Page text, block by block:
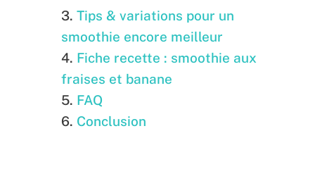
Tips & variations pour un
smoothie encore meilleur
Fiche recette : smoothie aux
fraises et banane
FAQ
Conclusion